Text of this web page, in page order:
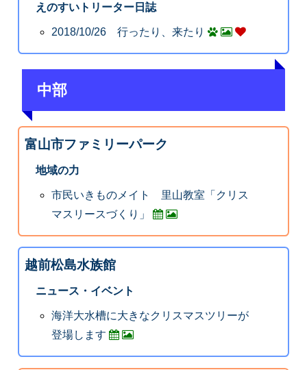
えのすいトリーター日誌
2018/10/26 行ったり、来たり
中部
富山市ファミリーパーク
地域の力
市民いきものメイト 里山教室「クリス
マスリースづくり」
越前松島水族館
ニュース・イベント
海洋大水槽に大きなクリスマスツリーが
登場します